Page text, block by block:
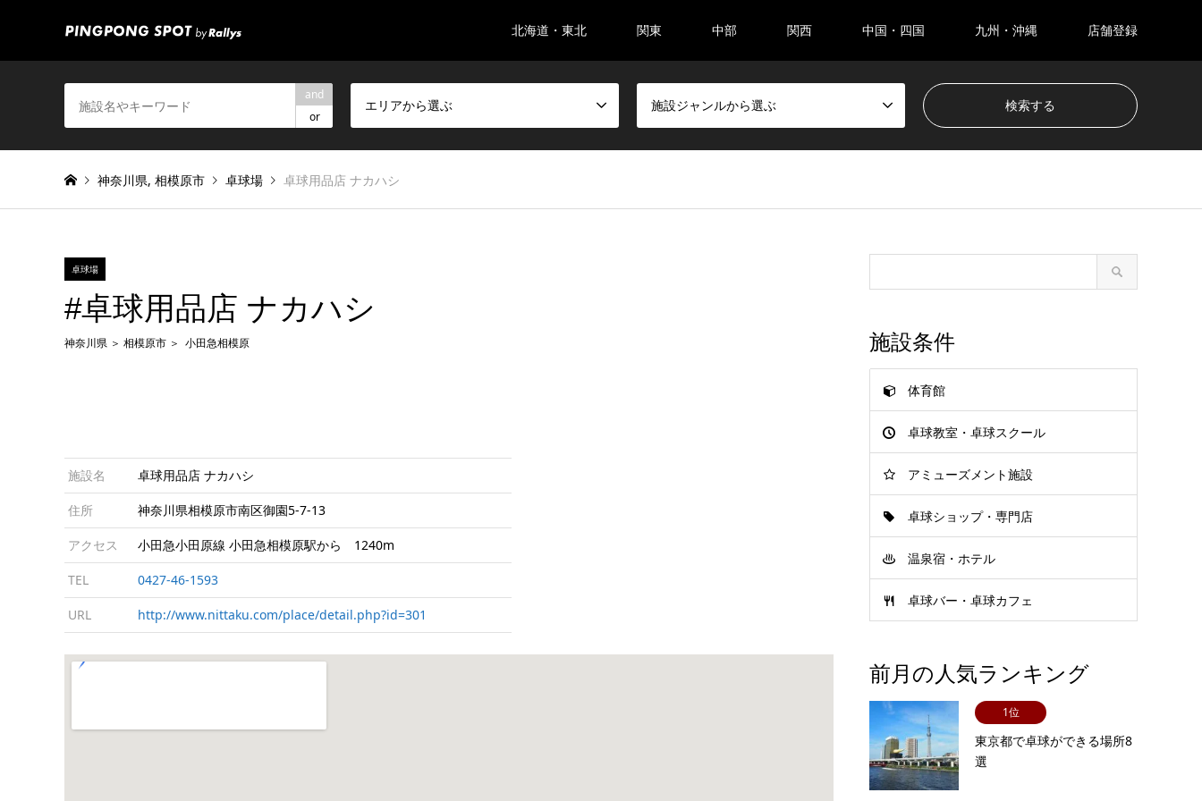
北海道・東北 関東 中部 関西 中国・四国 九州・沖縄 店舗登録
and
or
エリアから選ぶ 施設ジャンルから選ぶ
神奈川県, 相模原市 卓球場 卓球用品店 ナカハシ
卓球場
#卓球用品店 ナカハシ
神奈川県 相模原市 小田急相模原
施設名 卓球用品店 ナカハシ
住所 神奈川県相模原市南区御園5-7-13
アクセス 小田急小田原線 小田急相模原駅から 1240m
TEL 0427-46-1593
URL http://www.nittaku.com/place/detail.php?id=301
施設条件
体育館
卓球教室・卓球スクール
アミューズメント施設
卓球ショップ・専門店
温泉宿・ホテル
卓球バー・卓球カフェ
前月の人気ランキング
1位
東京都で卓球ができる場所8
選